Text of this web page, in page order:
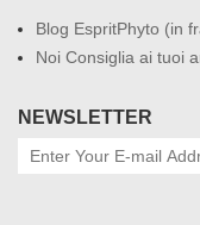
Blog EspritPhyto (in
Noi Consiglia ai tuoi
NEWSLETTER